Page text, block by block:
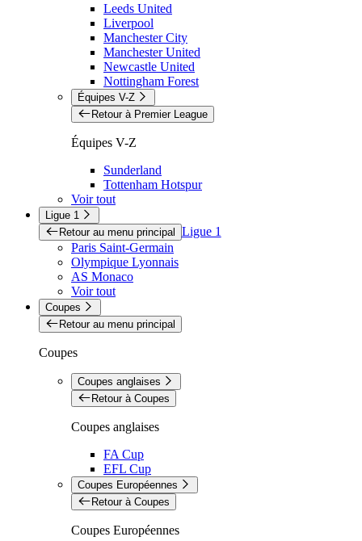
Leeds United
Liverpool
Manchester City
Manchester United
Newcastle United
Nottingham Forest
Équipes V-Z
Retour à Premier League
Équipes V-Z
Sunderland
Tottenham Hotspur
Voir tout
Ligue 1
Retour au menu principal Ligue 1
Paris Saint-Germain
Olympique Lyonnais
AS Monaco
Voir tout
Coupes
Retour au menu principal
Coupes
Coupes anglaises
Retour à Coupes
Coupes anglaises
FA Cup
EFL Cup
Coupes Européennes
Retour à Coupes
Coupes Européennes